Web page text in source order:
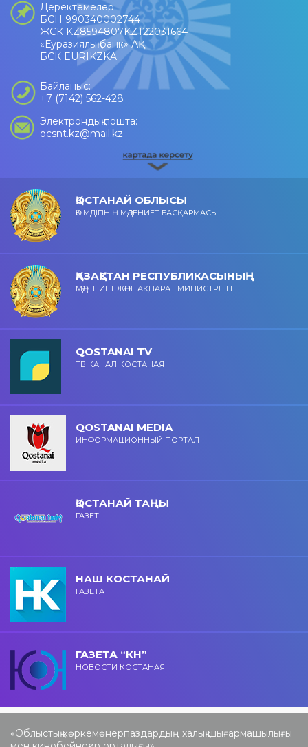
Деректемелер:
БСН 990340002744
ЖСК KZ8594807KZT22031664
«Еуразиялық банк» АҚ
БСК EURIKZKA
Байланыс:
+7 (7142) 562-428
Электрондық пошта:
ocsnt.kz@mail.kz
ҚОСТАНАЙ ОБЛЫСЫ
ӘКІМДІГІНІҢ МӘДЕНИЕТ БАСҚАРМАСЫ
ҚАЗАҚСТАН РЕСПУБЛИКАСЫНЫҢ
МӘДЕНИЕТ ЖӘНЕ АҚПАРАТ МИНИСТРЛІГІ
QOSTANAI TV
ТВ КАНАЛ КОСТАНАЯ
QOSTANAI MEDIA
ИНФОРМАЦИОННЫЙ ПОРТАЛ
ҚОСТАНАЙ ТАҢЫ
ГАЗЕТІ
НАШ КОСТАНАЙ
ГАЗЕТА
ГАЗЕТА “КН”
НОВОСТИ КОСТАНАЯ
«Облыстық көркемөнерпаздардың халық шығармашылығы